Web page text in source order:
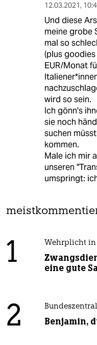
12.03.2021,
Und diese
meine grobe
mal so
(plus goodies
EUR/Monat
wird so sein.
Ich gönn's
sie noch
suchen
kommen.
Male ich mir
unseren
umspringt:
1 Wehrplicht in
eine gute
2 Benjamin,